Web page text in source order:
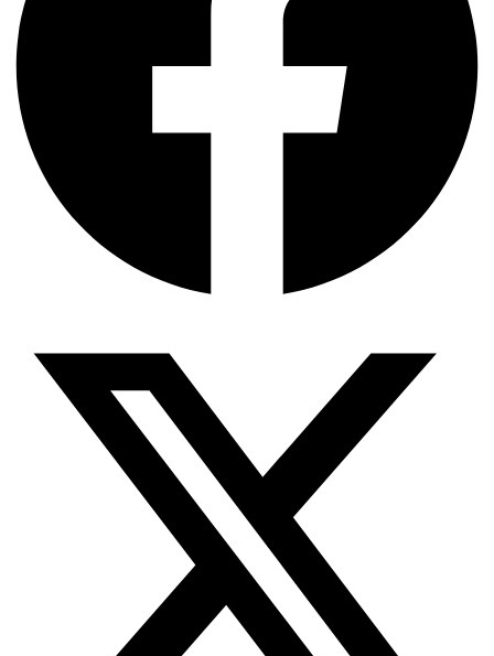
অর্থ পাচারের মহাকাব্য: ১০০ ডলারের…
দক্ষিণ এশিয়ায় ‘জেন-জি’ বিপ্লব: বাংলাদেশ,…
বিশেষ ইন-ডেপ্থ রিপোর্ট: ক্রীড়া উৎসবে…